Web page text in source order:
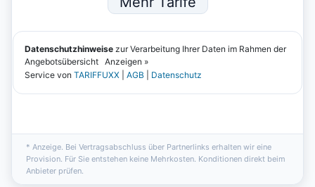
* Anzeige. Bei Vertragsabschluss über Partnerlinks erhalten wir eine
Provision. Für Sie entstehen keine Mehrkosten. Konditionen direkt beim
Anbieter prüfen.